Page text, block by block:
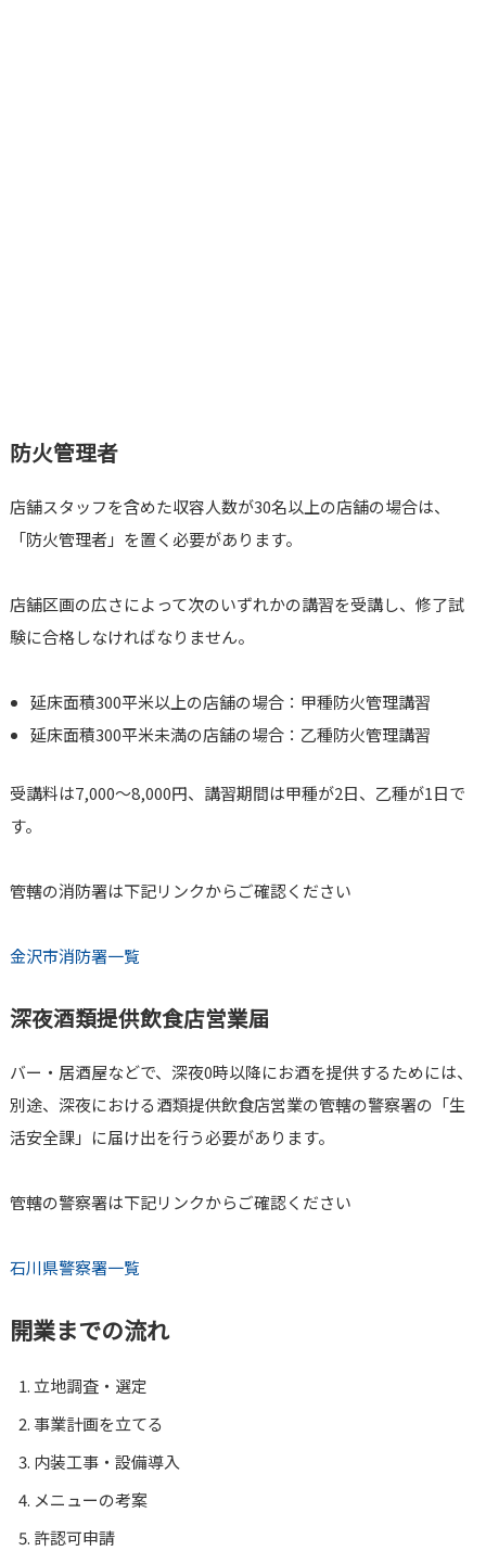
防火管理者
店舗スタッフを含めた収容人数が30名以上の店舗の場合は、
「防火管理者」を置く必要があります。
店舗区画の広さによって次のいずれかの講習を受講し、修了試
験に合格しなければなりません。
延床面積300平米以上の店舗の場合：甲種防火管理講習
延床面積300平米未満の店舗の場合：乙種防火管理講習
受講料は7,000～8,000円、講習期間は甲種が2日、乙種が1日で
す。
管轄の消防署は下記リンクからご確認ください
金沢市消防署一覧
深夜酒類提供飲食店営業届
バー・居酒屋などで、深夜0時以降にお酒を提供するためには、
別途、深夜における酒類提供飲食店営業の管轄の警察署の「生
活安全課」に届け出を行う必要があります。
管轄の警察署は下記リンクからご確認ください
石川県警察署一覧
開業までの流れ
立地調査・選定
事業計画を立てる
内装工事・設備導入
メニューの考案
許認可申請